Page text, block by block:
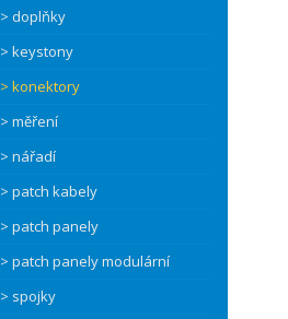
> doplňky
> keystony
> konektory
> měření
> nářadí
> patch kabely
> patch panely
> patch panely modulární
> spojky